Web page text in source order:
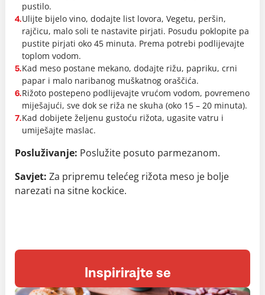
pustilo.
4.Ulijte bijelo vino, dodajte list lovora, Vegetu, peršin,
rajčicu, malo soli te nastavite pirjati. Posudu poklopite pa
pustite pirjati oko 45 minuta. Prema potrebi podlijevajte
toplom vodom.
5.Kad meso postane mekano, dodajte rižu, papriku, crni
papar i malo naribanog muškatnog oraščića.
6.Rižoto postepeno podlijevajte vrućom vodom, povremeno
miješajući, sve dok se riža ne skuha (oko 15 – 20 minuta).
7.Kad dobijete željenu gustoću rižota, ugasite vatru i
umiješajte maslac.
Posluživanje: Poslužite posuto parmezanom.
Savjet: Za pripremu telećeg rižota meso je bolje
narezati na sitne kockice.
Inspirirajte se